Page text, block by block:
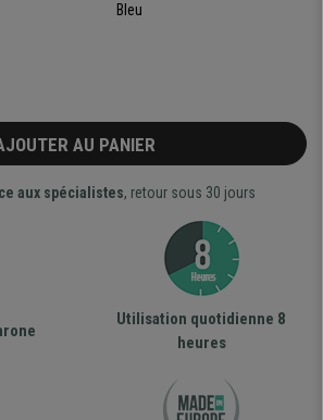
Bleu
AU PANIER
aux spécialistes, retour sous 30 jours
Utilisation quotidienne 8
heures